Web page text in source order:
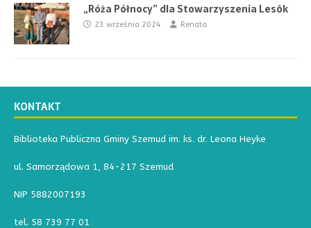
„Róża Północy” dla Stowarzyszenia Lesôk
23 września 2024 Renata
KONTAKT
Biblioteka Publiczna Gminy Szemud im. ks. dr. Leona Heyke
ul. Samorządowa 1, 84-217 Szemud
NIP 5882007193
tel. 58 739 77 01